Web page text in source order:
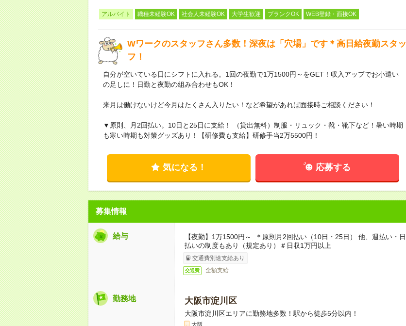
アルバイト 職種未経験OK 社会人未経験OK 大学生歓迎 ブランクOK WEB登録・面接OK
Wワークのスタッフさん多数！深夜は「穴場」です＊高日給夜勤スタッ
フ！
自分が空いている日にシフトに入れる。1回の夜勤で1万1500円～をGET！収入アップでお小遣い
の足しに！日勤と夜勤の組み合わせもOK！
来月は働けないけど今月はたくさん入りたい！など希望があれば面接時ご相談ください！
▼原則、月2回払い。10日と25日に支給！ （貸出無料）制服・リュック・靴・靴下など！暑い時期
も寒い時期も対策グッズあり！【研修費も支給】研修手当2万5500円！
気になる！ 応募する
募集情報
給与
【夜勤】1万1500円～ ＊原則月2回払い（10日・25日） 他、週払い・日
払いの制度もあり（規定あり）＃日収1万円以上
交通費別途支給あり
交通費 全額支給
勤務地 大阪市淀川区
大阪市淀川区エリアに勤務地多数！駅から徒歩5分以内！
大阪